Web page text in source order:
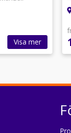
Visa mer